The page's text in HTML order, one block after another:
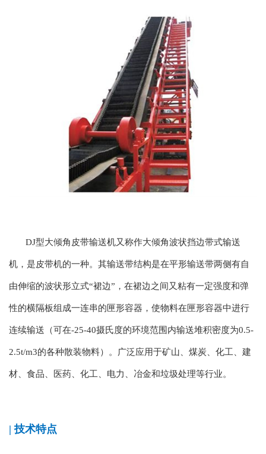
DJ型大倾角皮带输送机又称作大倾角波状挡边带式输送
机，是皮带机的一种。其输送带结构是在平形输送带两侧有自
由伸缩的波状形立式“裙边”，在裙边之间又粘有一定强度和弹
性的横隔板组成一连串的匣形容器，使物料在匣形容器中进行
连续输送（可在-25-40摄氏度的环境范围内输送堆积密度为0.5-
2.5t/m3的各种散装物料）。广泛应用于矿山、煤炭、化工、建
材、食品、医药、化工、电力、冶金和垃圾处理等行业。
| 技术特点